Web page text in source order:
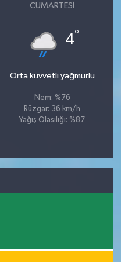
CUMARTESI
4°
Orta kuvvetli yağmurlu
Nem: %76
Rüzgar: 36 km/h
Yağış Olasılığı: %87